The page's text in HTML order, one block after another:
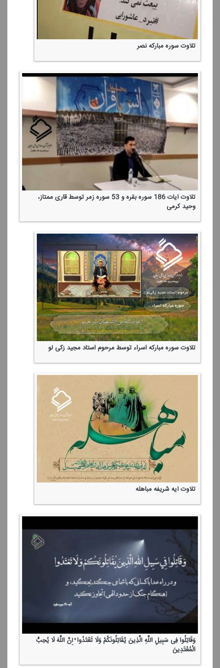
كُتِبَ عَلَیْكُمُ الْقِتَالُ وَهُوَ كُرْهٌ لَكُمْ ۖ
تلاوت سوره مباركه نصر
تلاوت آیات 186 سوره بقره و 53 سوره زمر توسط قاری ممتاز،
وحید كرمی
تلاوت سوره مباركه اسراء توسط مرحوم استاد مجید زكی لو